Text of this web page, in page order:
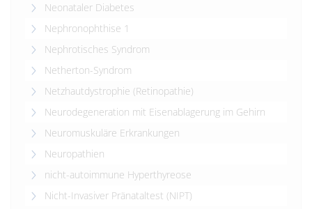
Neonataler Diabetes
Nephronophthise 1
Nephrotisches Syndrom
Netherton-Syndrom
Netzhautdystrophie (Retinopathie)
Neurodegeneration mit Eisenablagerung im Gehirn
Neuromuskuläre Erkrankungen
Neuropathien
nicht-autoimmune Hyperthyreose
Nicht-Invasiver Pränataltest (NIPT)